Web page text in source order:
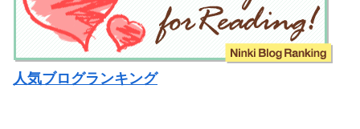
人気ブログランキング